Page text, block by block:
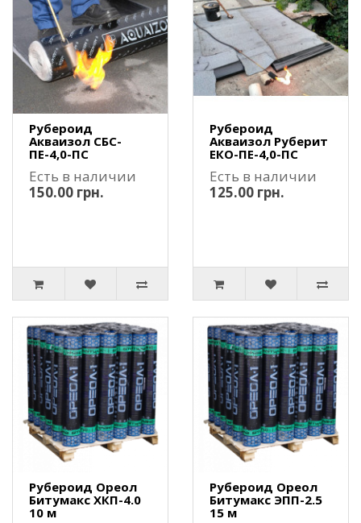
Рубероид
Акваизол СБС-
ПЕ-4,0-ПС
Есть в наличии
150.00 грн.
Рубероид
Акваизол Руберит
ЕКО-ПЕ-4,0-ПС
Есть в наличии
125.00 грн.
Рубероид Ореол
Битумакc ХКП-4.0
10 м
Рубероид Ореол
Битумакc ЭПП-2.5
15 м